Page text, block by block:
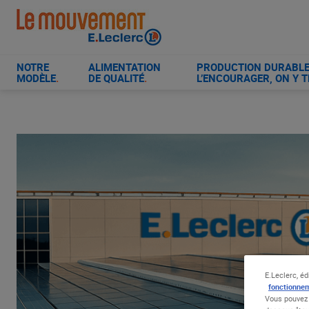
Aller
contenu
NOTRE
MODÈLE.
ALIMENTATION
DE QUALITÉ.
PRODUCTION
L’ENCOURAGER, ON Y
E.Leclerc,
Vous